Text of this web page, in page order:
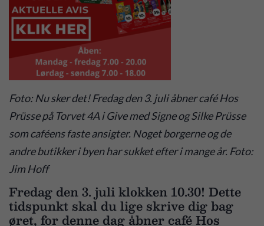
Foto: Nu sker det! Fredag den 3. juli åbner café Hos
Prüsse på Torvet 4A i Give med Signe og Silke Prüsse
som caféens faste ansigter. Noget borgerne og de
andre butikker i byen har sukket efter i mange år. Foto:
Jim Hoff
Fredag den 3. juli klokken 10.30! Dette
tidspunkt skal du lige skrive dig bag
øret, for denne dag åbner café Hos